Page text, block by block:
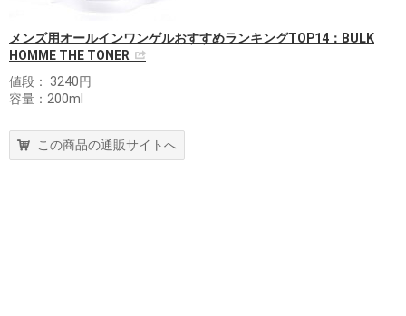
メンズ用オールインワンゲルおすすめランキングTOP14：BULK
HOMME THE TONER
値段： 3240円
容量：200ml
この商品の通販サイトへ